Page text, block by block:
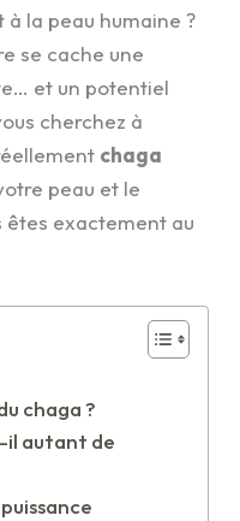
la peau humaine ?
se cache une
et un potentiel
cherchez à
chaga
peau et le
êtes exactement au
chaga ?
il autant de